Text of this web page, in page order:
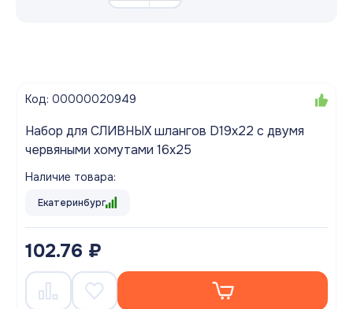
Код: 00000020949
Набор для СЛИВНЫХ шлангов D19x22 с двумя
червяными хомутами 16х25
Наличие товара:
Екатеринбург
102.76 ₽